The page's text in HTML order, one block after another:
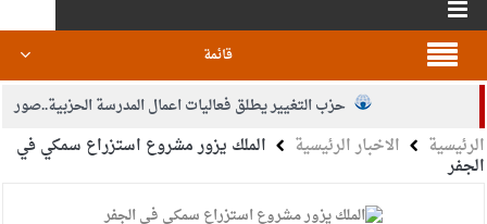
قائمة
حزب التغيير يطلق فعاليات اعمال المدرسة الحزبية..صور
الجيش يفتح باب التجنيد لحملة البكالوريوس في الحقوق والقانون
الرئيسية الاخبار الرئيسية الملك يزور مشروع استزراع سمكي في
الجفر